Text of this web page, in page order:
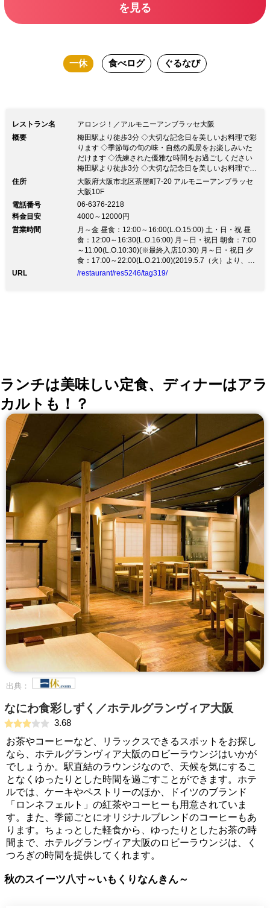
を見る
一休 食べログ ぐるなび
レストラン名
アロンジ！／アルモニーアンブラッセ大阪
概要
梅田駅より徒歩3分 ◇大切な記念日を美しいお料理で彩
ります ◇季節毎の旬の味・自然の風景をお楽しみいた
だけます ◇洗練された優雅な時間をお過ごしください
梅田駅より徒歩3分 ◇大切な記念日を美しいお料理で彩
ります ◇季節毎の旬の味・自然の風景をお楽しみいた
だけます ◇洗練された優雅な時間をお過ごしください
すめランチ！ 4,158円 季節を彩る豪華なフレンチをお
楽しみください ―――――― ＜アルモニーアンブラッ
セ大阪10階 レストラン「RAYON」＞ ★コンセプト 天
井高く、壁一面に大きな窓が嵌め込まれている開放的な
大人の空間 一流のシェフの豊かな発想と技が創り出す
絵画のように美しいお料理の数々をご用意 記憶に鮮や
かに残るおもてなしを心がけております ★食材へのこ
住所
大阪府大阪市北区茶屋町7-20 アルモニーアンブラッセ
大阪10F
電話番号
06-6376-2218
料金目安
4000～12000円
営業時間
月～金 昼食：12:00～16:00(L.O.15:00) 土・日・祝 昼
食：12:00～16:30(L.O.16:00) 月～日・祝日 朝食：7:00
～11:00(L.O.10:30)(※最終入店10:30) 月～日・祝日 夕
食：17:00～22:00(L.O.21:00)(2019.5.7（火）より、
17:30～21:30(LO:21:00）に変更致します。)
URL /restaurant/res5246/tag319/
ランチは美味しい定食、ディナーはアラ
カルトも！？
出典：
なにわ食彩しずく／ホテルグランヴィア大阪
3.68
お茶やコーヒーなど、リラックスできるスポットをお探し
なら、ホテルグランヴィア大阪のロビーラウンジはいかが
でしょうか。駅直結のラウンジなので、天候を気にするこ
となくゆったりとした時間を過ごすことができます。ホテ
ルでは、ケーキやペストリーのほか、ドイツのブランド
「ロンネフェルト」の紅茶やコーヒーも用意されていま
す。また、季節ごとにオリジナルブレンドのコーヒーもあ
ります。ちょっとした軽食から、ゆったりとしたお茶の時
間まで、ホテルグランヴィア大阪のロビーラウンジは、く
つろぎの時間を提供してくれます。
秋のスイーツ八寸～いもくりなんきん～